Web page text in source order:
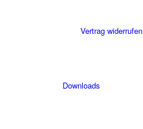
Vertrag widerrufen
Downloads